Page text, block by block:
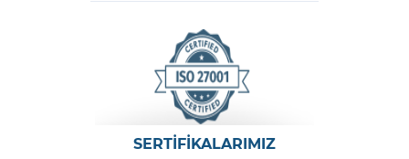
SERTİFİKALARIMIZ